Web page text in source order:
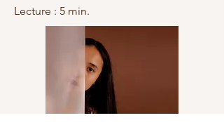
Lecture : 5 min.